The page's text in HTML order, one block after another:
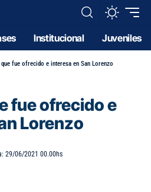
Institucional Juveniles
fue ofrecido e interesa en San Lorenzo
fue ofrecido e
Lorenzo
29/06/2021 00.00hs